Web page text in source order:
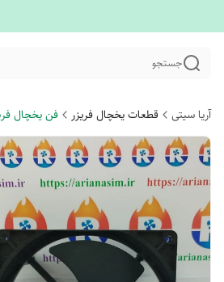
جستجو
آریا سیتی قطعات یخچال فریزر فن یخچال